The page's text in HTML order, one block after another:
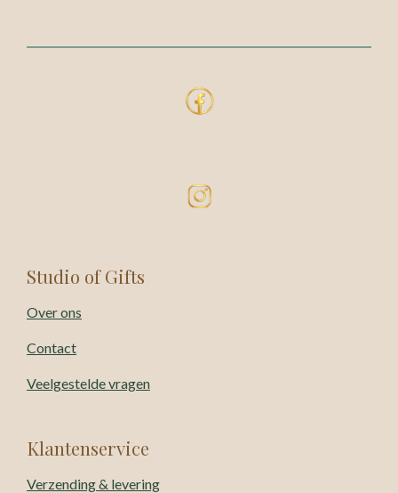
Studio of Gifts
Over ons
Contact
Veelgestelde vragen
Klantenservice
Verzending & levering